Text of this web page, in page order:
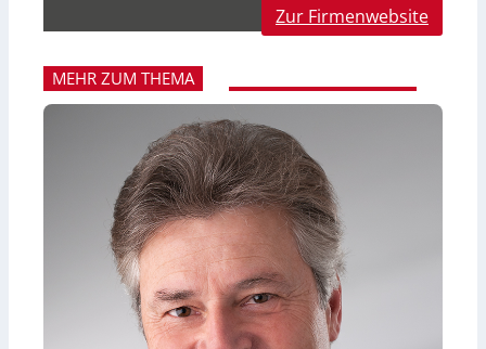
Zur Firmenwebsite
MEHR ZUM THEMA